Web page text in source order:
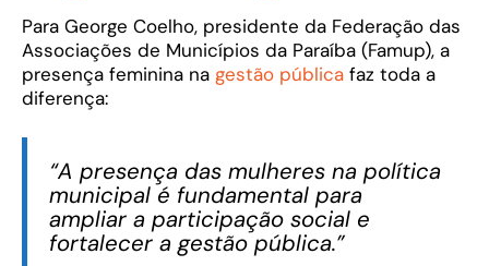
Para George Coelho, presidente da Federação das
Associações de Municípios da Paraíba (Famup), a
presença feminina na gestão pública faz toda a
diferença:
“A presença das mulheres na política
municipal é fundamental para
ampliar a participação social e
fortalecer a gestão pública.”